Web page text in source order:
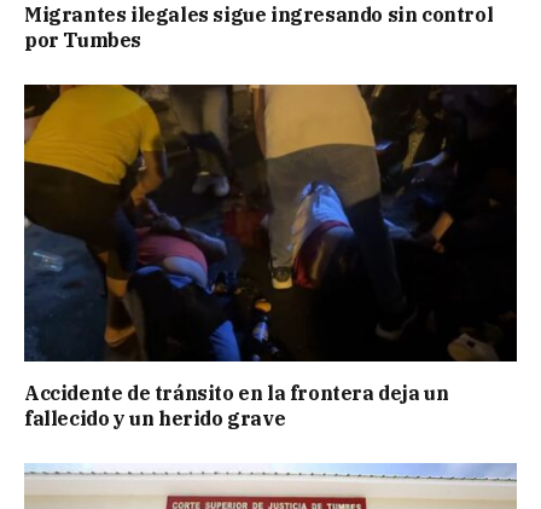
Migrantes ilegales sigue ingresando sin control
por Tumbes
Accidente de tránsito en la frontera deja un
fallecido y un herido grave